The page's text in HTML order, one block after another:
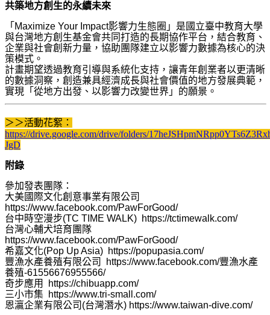
共築地方創生的永續未來
「Maximize Your Impact影響力生態圈」是國立臺中教育大學
與台灣地方創生基金會共同打造的長期協作平台，結合教育、
企業與社會創新力量，協助團隊建立以影響力數據為核心的決
策模式。
計畫期望透過教育引導與系統化支持，讓青年創業者以更清晰
的數據洞察，創造兼具經濟成長與社會價值的地方發展典範，
實現「從地方出發、以影響力改變世界」的願景。
＞＞活動花絮：
https://drive.google.com/drive/folders/
JgD
附錄
參加發表團隊：
大美國際文化創意事業有限公司
https://www.facebook.com/PawForGood/
台中時空漫步(TC TIME WALK) https://tctimewalk.com/
台灣心輔犬培育團隊
https://www.facebook.com/PawForGood/
希嘉文化(Pop Up Asia) https://popupasia.com/
豐漁水產養殖有限公司 https://www.facebook.com/豐漁水產
養殖-61556676955566/
奇步應用 https://chibuapp.com/
三小市集 https://www.tri-small.com/
恩瀛企業有限公司(台灣潛水) https://www.taiwan-dive.com/